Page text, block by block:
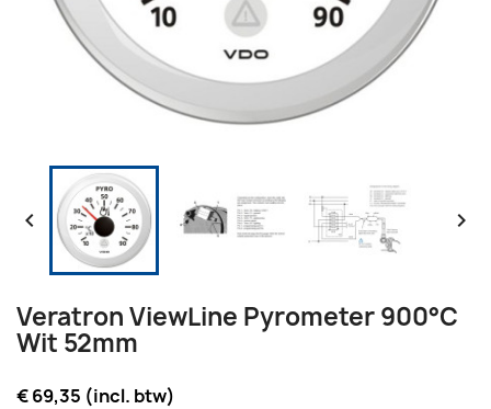
 
Veratron ViewLine Pyrometer 900°C
Wit 52mm
€ 69,35 (incl. btw)